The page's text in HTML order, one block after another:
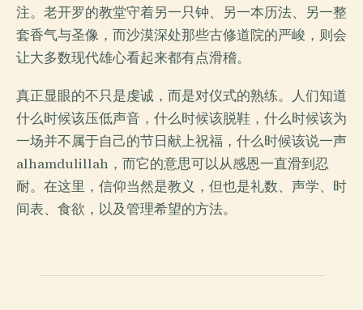
注。老开罗的教堂守着另一只钟、另一本历法、另一整
套香气与圣像，而沙漠深处那些古修道院的严峻，则会
让大多数现代雄心看起来都有点滑稽。
真正显眼的不只是虔诚，而是对仪式的熟练。人们知道
什么时候该压低声音，什么时候该脱鞋，什么时候该为
一场并不属于自己的节日献上祝福，什么时候该说一声
alhamdulillah，而它的意思可以从感恩一直滑到忍
耐。在这里，信仰当然是教义，但也是礼数、声学、时
间表、食欲，以及管理希望的方法。